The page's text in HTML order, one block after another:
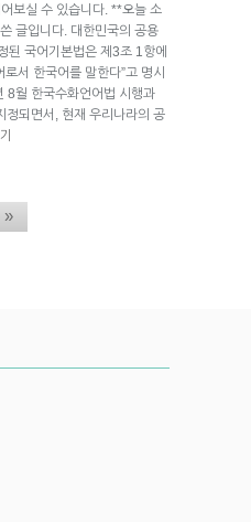
보실 수 있습니다. **오늘 소
글입니다. 대한민국의 공용
된 국어기본법은 제3조 1항에
로서 한국어를 말한다”고 명시
8월 한국수화언어법 시행과
정되면서, 현재 우리나라의 공
»